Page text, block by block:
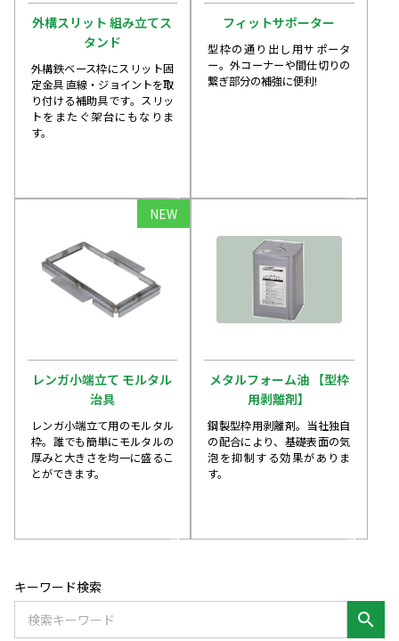
外構スリット 組み立てス
タンド
外構鉄ベース枠にスリット固
定金具 直線・ジョイントを取
り付ける補助具です。スリッ
トをまたぐ架台にもなりま
す。
arrow_forward
フィットサポーター
型枠の通り出し用サポータ
ー。外コーナーや間仕切りの
繋ぎ部分の補強に便利!
arrow_forward
NEW
レンガ小端立て モルタル
治具
レンガ小端立て用のモルタル
枠。誰でも簡単にモルタルの
厚みと大きさを均一に盛るこ
とができます。
arrow_forward
メタルフォーム油 【型枠
用剥離剤】
鋼製型枠用剥離剤。当社独自
の配合により、基礎表面の気
泡を抑制する効果がありま
す。
arrow_forward
キーワード検索
search